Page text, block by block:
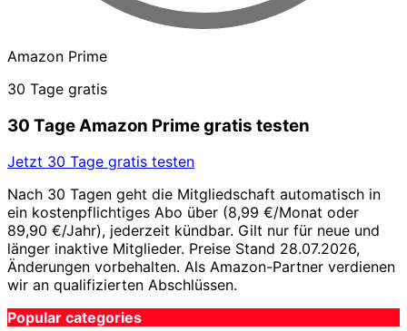
Amazon Prime
30 Tage gratis
30 Tage Amazon Prime gratis testen
Jetzt 30 Tage gratis testen
Nach 30 Tagen geht die Mitgliedschaft automatisch in
ein kostenpflichtiges Abo über (8,99 €/Monat oder
89,90 €/Jahr), jederzeit kündbar. Gilt nur für neue und
länger inaktive Mitglieder. Preise Stand 28.07.2026,
Änderungen vorbehalten. Als Amazon-Partner verdienen
wir an qualifizierten Abschlüssen.
Popular categories